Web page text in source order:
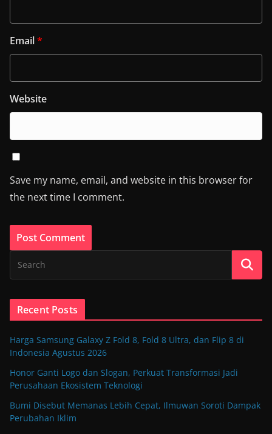
Email*
Website
Save my name, email, and website in this browser for
the next time I comment.
Recent Posts
Harga Samsung Galaxy Z Fold 8, Fold 8 Ultra, dan Flip 8 di
Indonesia Agustus 2026
Honor Ganti Logo dan Slogan, Perkuat Transformasi Jadi
Perusahaan Ekosistem Teknologi
Bumi Disebut Memanas Lebih Cepat, Ilmuwan Soroti Dampak
Perubahan Iklim